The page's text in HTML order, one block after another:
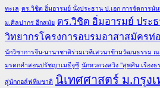
ทะเล ดร.วิชิต อิ่มอารมย์ นั่งประธาน ป.เอก การจัดการนั
ม.ศิลปากร อีกสมัย ดร.วิชิต อิ่มอารมย์ ประ
วิทยากรโครงการอบรมอาสาสมัครท่
นักวิชาการจีน-นานาชาติร่วมเวทีเสวนาข้ามวัฒนธรรม
มรดกคำสอนปรัชญาเมธีจูซี นักหวดวงสวิง "สุพศิน เรือง
สู่นักกอล์ฟทีมชาติ นิเทศศาสตร์ ม.กรุง